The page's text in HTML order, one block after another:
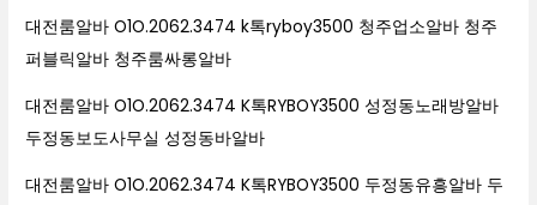
대전룸알바 O1O.2062.3474 k톡ryboy3500 청주업소알바 청주
퍼블릭알바 청주룸싸롱알바
대전룸알바 O1O.2062.3474 K톡RYBOY3500 성정동노래방알바
두정동보도사무실 성정동바알바
대전룸알바 O1O.2062.3474 K톡RYBOY3500 두정동유흥알바 두